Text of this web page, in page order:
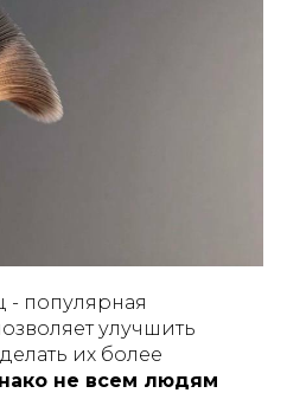
популярная
улучшить
их более
не всем людям